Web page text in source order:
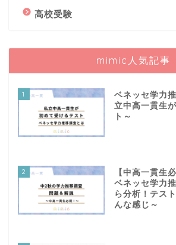
高校受験
mimic人気記事
1
ベネッセ学力
立中高一貫生
ト～
2
【中高一貫生
ベネッセ学力
ら分析！テス
んな感じ～